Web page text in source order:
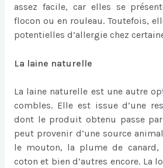
assez facile, car elles se
flocon ou en rouleau. Toutefois,
potentielles d’allergie chez
La laine naturelle
La laine naturelle est une autre
combles. Elle est issue d’une
dont le produit obtenu passe
peut provenir d’une source
le mouton, la plume de
coton et bien d’autres encore. La